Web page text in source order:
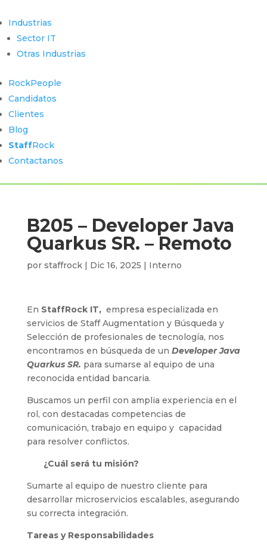
Industrias
Sector IT
Otras Industrias
RockPeople
Candidatos
Clientes
Blog
StaffRock
Contactanos
B205 – Developer Java
Quarkus SR. – Remoto
por staffrock| Dic 16, 2025 Interno
En StaffRock IT, empresa especializada en
servicios de Staff Augmentation y Búsqueda y
Selección de profesionales de tecnología, nos
encontramos en búsqueda de un Developer Java
Quarkus SR. para sumarse al equipo de una
reconocida entidad bancaria.
Buscamos un perfil con amplia experiencia en el
rol, con destacadas competencias de
comunicación, trabajo en equipo y capacidad
para resolver conflictos.
¿Cuál será tu misión?
Sumarte al equipo de nuestro cliente para
desarrollar microservicios escalables, asegurando
su correcta integración.
Tareas y Responsabilidades